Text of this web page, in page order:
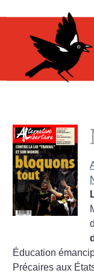
Éducation
Précaires aux